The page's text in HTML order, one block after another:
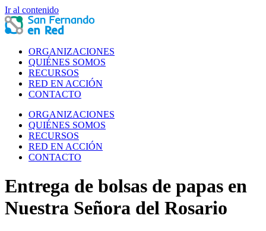
Ir al contenido
ORGANIZACIONES
QUIÉNES SOMOS
RECURSOS
RED EN ACCIÓN
CONTACTO
ORGANIZACIONES
QUIÉNES SOMOS
RECURSOS
RED EN ACCIÓN
CONTACTO
Entrega de bolsas de papas en
Nuestra Señora del Rosario